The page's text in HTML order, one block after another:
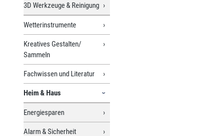
3D Werkzeuge & Reinigung
Wetterinstrumente
Kreatives Gestalten/
Sammeln
Fachwissen und Literatur
Heim & Haus
Energiesparen
Alarm & Sicherheit